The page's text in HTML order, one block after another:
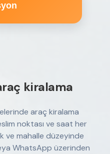
kiralama
araç kiralama
noktası ve saat her
ve mahalle düzeyinde
WhatsApp üzerinden